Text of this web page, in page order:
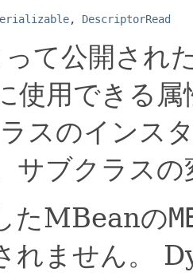
, DescriptorRead
て公開され
使用できる
スのインス
サブクラス
たMBeanの
れません。